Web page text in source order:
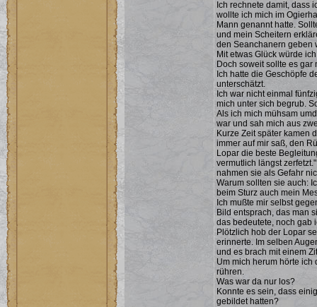
Ich rechnete damit, dass
wollte ich mich im
Mann genannt hatte.
und mein Scheitern
den Seanchanern geben
Mit etwas Glück würde
Doch soweit sollte es gar
Ich hatte die Geschöpfe
unterschätzt.
Ich war nicht einmal
mich unter sich begrub.
Als ich mich mühsam
war und sah mich aus
Kurze Zeit später kamen
immer auf mir saß, den
Lopar die beste
vermutlich längst
nahmen sie als Gefahr
Warum sollten sie auch:
beim Sturz auch mein
Ich mußte mir selbst
Bild entsprach, das man
das bedeutete, noch gab
Plötzlich hob der Lopar
erinnerte. Im selben
und es brach mit einem
Um mich herum hörte ich
rühren.
Was war da nur los?
Konnte es sein, dass
gebildet hatten?